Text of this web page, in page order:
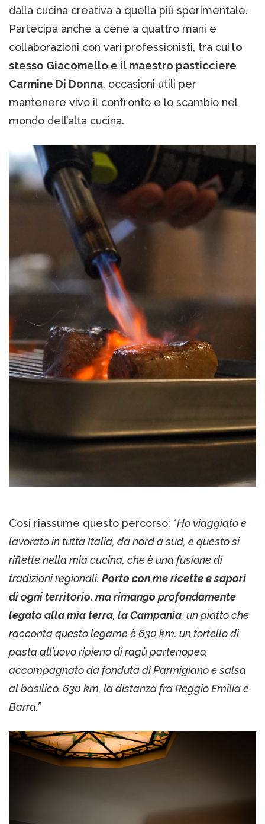
dalla cucina creativa a quella più sperimentale.
Partecipa anche a cene a quattro mani e
collaborazioni con vari professionisti, tra cui lo
stesso Giacomello e il maestro pasticciere
Carmine Di Donna, occasioni utili per
mantenere vivo il confronto e lo scambio nel
mondo dell’alta cucina.
Così riassume questo percorso: “Ho viaggiato e
lavorato in tutta Italia, da nord a sud, e questo si
riflette nella mia cucina, che è una fusione di
tradizioni regionali. Porto con me ricette e sapori
di ogni territorio, ma rimango profondamente
legato alla mia terra, la Campania: un piatto che
racconta questo legame è 630 km: un tortello di
pasta all’uovo ripieno di ragù partenopeo,
accompagnato da fonduta di Parmigiano e salsa
al basilico. 630 km, la distanza fra Reggio Emilia e
Barra.”